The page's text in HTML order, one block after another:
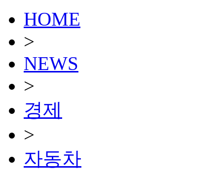
HOME
>
NEWS
>
경제
>
자동차